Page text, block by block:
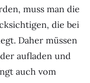
muss man die
die bei
Daher müssen
aufladen und
auch vom